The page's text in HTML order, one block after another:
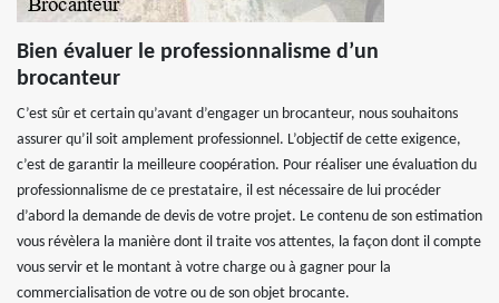
Bien évaluer le professionnalisme d’un
brocanteur
C’est sûr et certain qu’avant d’engager un brocanteur, nous souhaitons
assurer qu’il soit amplement professionnel. L’objectif de cette exigence,
c’est de garantir la meilleure coopération. Pour réaliser une évaluation du
professionnalisme de ce prestataire, il est nécessaire de lui procéder
d’abord la demande de devis de votre projet. Le contenu de son estimation
vous révèlera la manière dont il traite vos attentes, la façon dont il compte
vous servir et le montant à votre charge ou à gagner pour la
commercialisation de votre ou de son objet brocante.